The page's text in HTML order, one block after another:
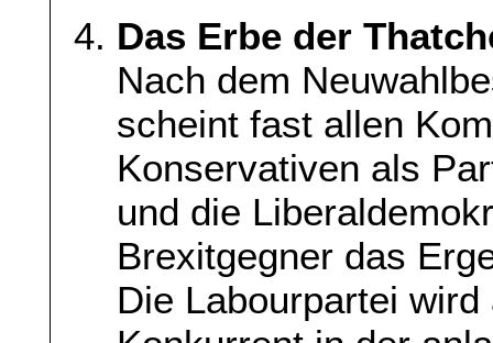
Das Erbe der
Nach dem
scheint fast allen
Konservativen als
und die
Brexitgegner das
Die Labourpartei